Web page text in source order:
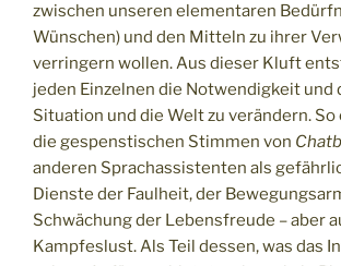
zwischen unseren elementaren
Wünschen) und den Mitteln zu ihrer
verringern wollen. Aus dieser Kluft
jeden Einzelnen die Notwendigkeit und
Situation und die Welt zu verändern.
die gespenstischen Stimmen von
anderen Sprachassistenten als
Dienste der Faulheit, der
Schwächung der Lebensfreude – aber
Kampfeslust. Als Teil dessen, was das